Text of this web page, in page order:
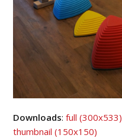
Downloads:full (300x533)
thumbnail (150x150)